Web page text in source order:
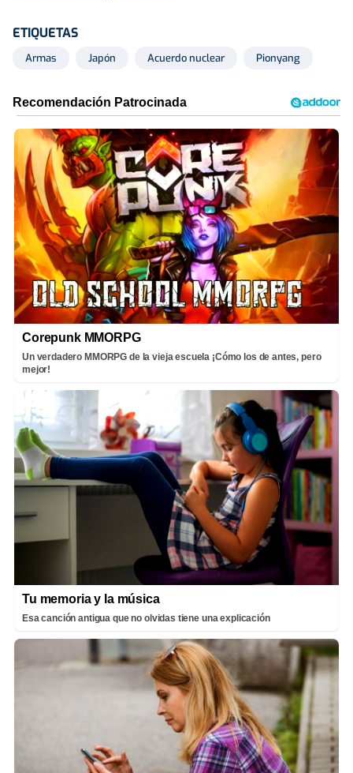
ETIQUETAS
Armas Japón Acuerdo nuclear Pionyang
Corepunk MMORPG
Un verdadero MMORPG de la vieja escuela ¡Cómo los de antes, pero
mejor!
Tu memoria y la música
Esa canción antigua que no olvidas tiene una explicación